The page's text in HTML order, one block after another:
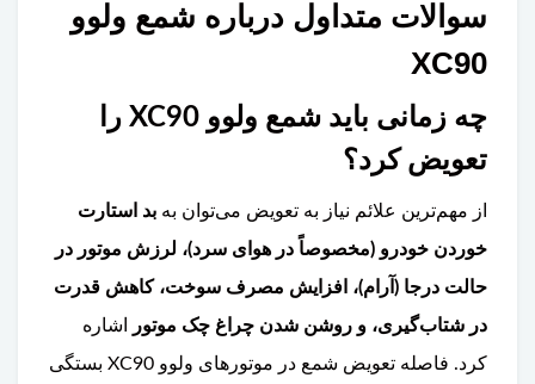
سوالات متداول درباره شمع ولوو
XC90
چه زمانی باید شمع ولوو XC90 را
تعویض کرد؟
از مهم‌ترین علائم نیاز به تعویض می‌توان به بد استارت
خوردن خودرو (مخصوصاً در هوای سرد)، لرزش موتور در
حالت درجا (آرام)، افزایش مصرف سوخت، کاهش قدرت
در شتاب‌گیری، و روشن شدن چراغ چک موتور
اشاره
کرد. فاصله تعویض شمع در موتورهای ولوو XC90 بستگی